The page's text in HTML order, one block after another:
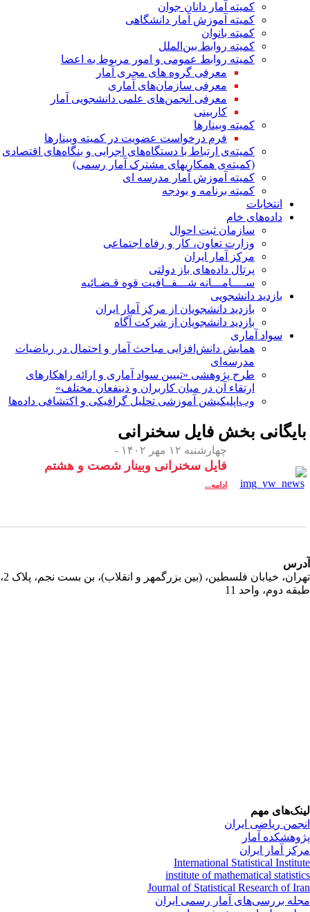
کمیته آمار دانان جوان
کمیته آموزش آمار دانشگاهی
کمیته بانوان
کمیته روابط بین‌الملل
کمیته روابط عمومی و امور مربوط به اعضا
معرفی گروه های مجری آمار
معرفی سازمان‌های آماری
معرفی انجمن‌های علمی دانشجویی آمار
کاربینی
کمیته وبینارها
فرم درخواست عضویت در کمیته وبینارها
کمیته‌ی ارتباط با دستگاه‌های اجرایی و بنگاه‌های اقتصادی
(کمیته‌ی همکاریهای مشترک آمار رسمی)
کمیته آموزش آمار مدرسه ای
کمیته برنامه و بودجه
انتخابات
داده‌های خام
سازمان ثبت احوال
وزارت تعاون، کار و رفاه اجتماعی
مرکز آمار ایران
پرتال داده‌های باز دولتی
ســــامـــانه شـــفــافیت قوه قـضـائیه
بازدید دانشجویی
بازدید دانشجویان از مرکز آمار ایران
بازدید دانشجویان از شرکت آگاه
سواد آماری
همایش دانش‌افزایی مباحث آمار و احتمال در ریاضیات
مدرسه‌ای
طرح پژوهشی «تبیین سواد آماری و ارائه راهکارهای
ارتقاء آن در میان کاربران و ذینفعان مختلف»
وب‌اپلیکیشن آموزشی تحلیل گرافیکی و اکتشافی داده‌ها
بخشفایل سخنرانی
چهارشنبه ۱۲ مهر ۱۴۰۲ -
فایل سخنرانی وبینار شصت و هشتم
ادامه...
تهران، خیابان فلسطین، (بین بزرگمهر و انقلاب)، بن بست نجم، پلاک 2،
دوم، واحد 11
مهم
ریاضی ایران
آمار
آمار ایران
International Statistical
institute of mathematical
Journal of Statistical Research of
بررسی‌های آمار رسمی ایران